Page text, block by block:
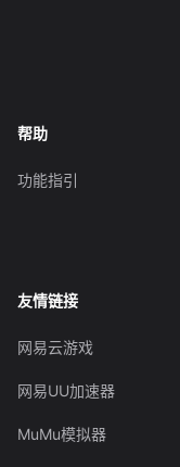
帮助
功能指引
友情链接
网易云游戏
网易UU加速器
MuMu模拟器